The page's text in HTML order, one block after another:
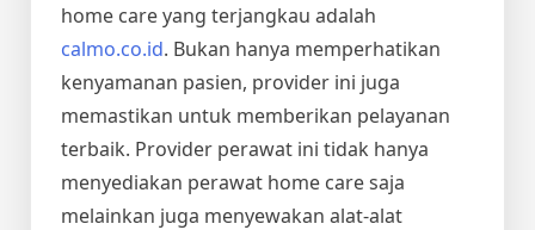
home care yang terjangkau adalah
calmo.co.id. Bukan hanya memperhatikan
kenyamanan pasien, provider ini juga
memastikan untuk memberikan pelayanan
terbaik. Provider perawat ini tidak hanya
menyediakan perawat home care saja
melainkan juga menyewakan alat-alat